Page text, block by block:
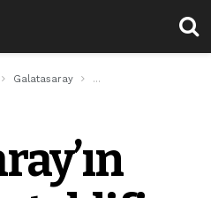
Galatasaray Galatasaray’ın